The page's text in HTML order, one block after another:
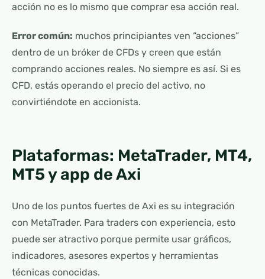
acción no es lo mismo que comprar esa acción real.
Error común: muchos principiantes ven “acciones”
dentro de un bróker de CFDs y creen que están
comprando acciones reales. No siempre es así. Si es
CFD, estás operando el precio del activo, no
convirtiéndote en accionista.
Plataformas: MetaTrader, MT4,
MT5 y app de Axi
Uno de los puntos fuertes de Axi es su integración
con MetaTrader. Para traders con experiencia, esto
puede ser atractivo porque permite usar gráficos,
indicadores, asesores expertos y herramientas
técnicas conocidas.